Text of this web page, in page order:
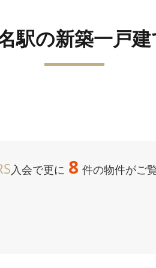
駅の新築一戸建
入会で更に 8 件の物件がご